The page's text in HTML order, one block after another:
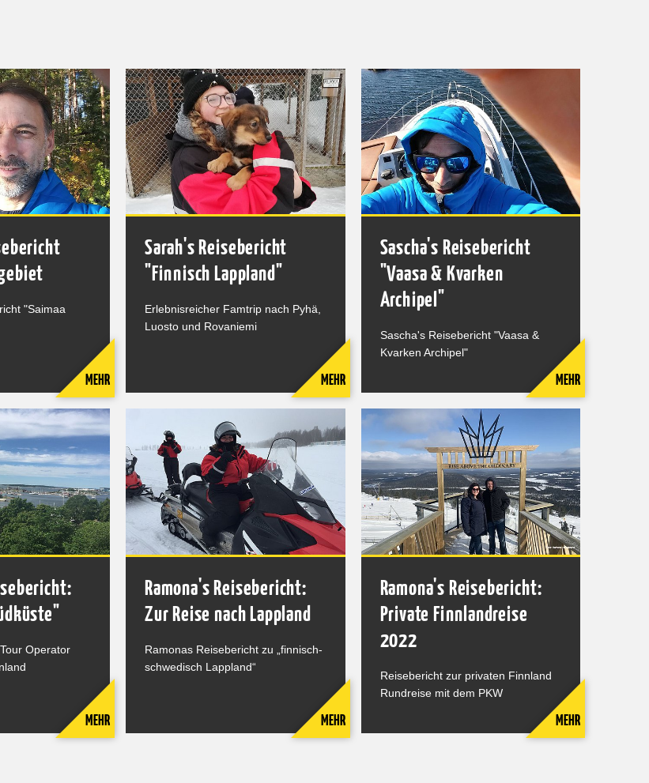
"Saimaa
MEHR
Sarah's Reisebericht
"Finnisch Lappland"
Erlebnisreicher Famtrip nach Pyhä,
Luosto und Rovaniemi
MEHR
Sascha's Reisebericht
"Vaasa & Kvarken
Archipel"
Sascha's Reisebericht "Vaasa &
Kvarken Archipel"
MEHR
Operator
MEHR
Ramona's Reisebericht:
Zur Reise nach Lappland
Ramonas Reisebericht zu „finnisch-
schwedisch Lappland“
MEHR
Ramona's Reisebericht:
Private Finnlandreise
2022
Reisebericht zur privaten Finnland
Rundreise mit dem PKW
MEHR